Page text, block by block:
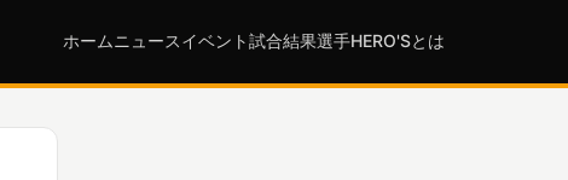
ホーム ニュースイベント試合結果選手HERO'Sとは